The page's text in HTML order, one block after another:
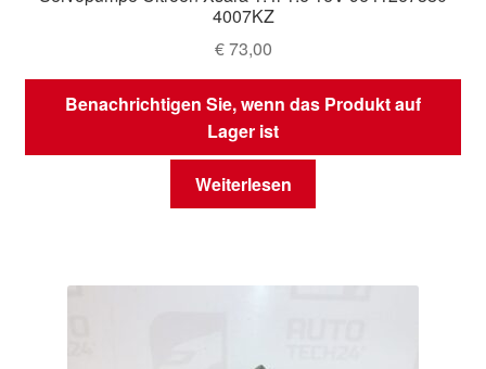
4007KZ
€73,00
Benachrichtigen Sie, wenn das Produkt auf
Lager ist
Weiterlesen